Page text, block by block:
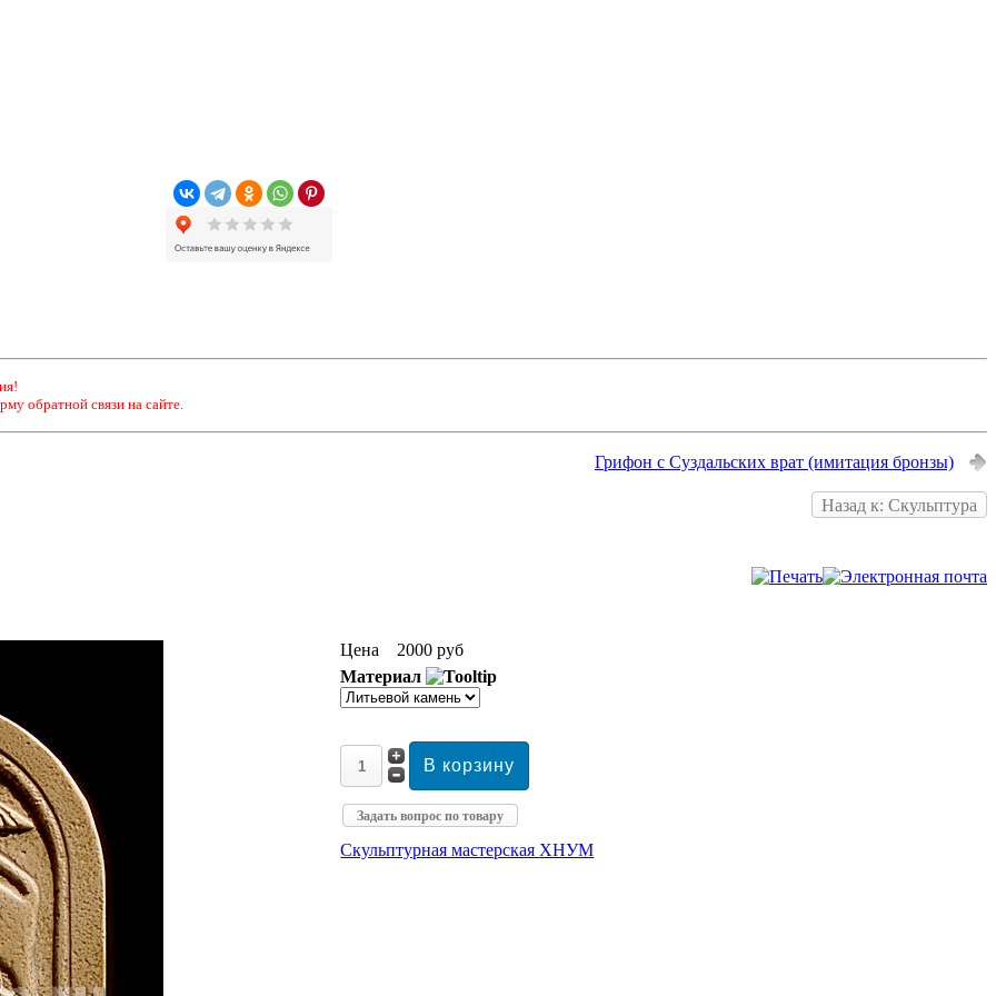
обратной связи на сайте.
Грифон с Суздальских врат (имитация бронзы)
Назад к: Скульптура
Цена
2000 руб
Материал
Задать вопрос по товару
Скульптурная мастерская ХНУМ